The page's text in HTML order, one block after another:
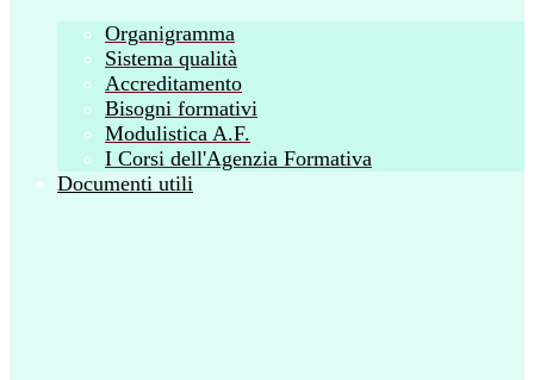
Organigramma
Sistema qualità
Accreditamento
Bisogni formativi
Modulistica A.F.
I Corsi dell'Agenzia Formativa
Documenti utili